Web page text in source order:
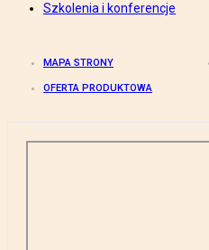
Szkolenia i konferencje
MAPA STRONY
OFERTA PRODUKTOWA